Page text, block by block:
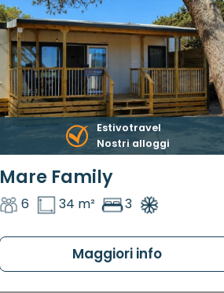
Estivotravel
Nostri alloggi
Mare Family
6 34 m² 3
Maggiori info